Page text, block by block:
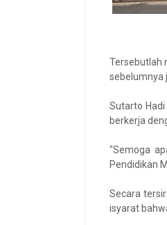
Tersebutlah
sebelumnya
Sutarto
berkerja
"Semoga
Pendidikan
Secara
isyarat